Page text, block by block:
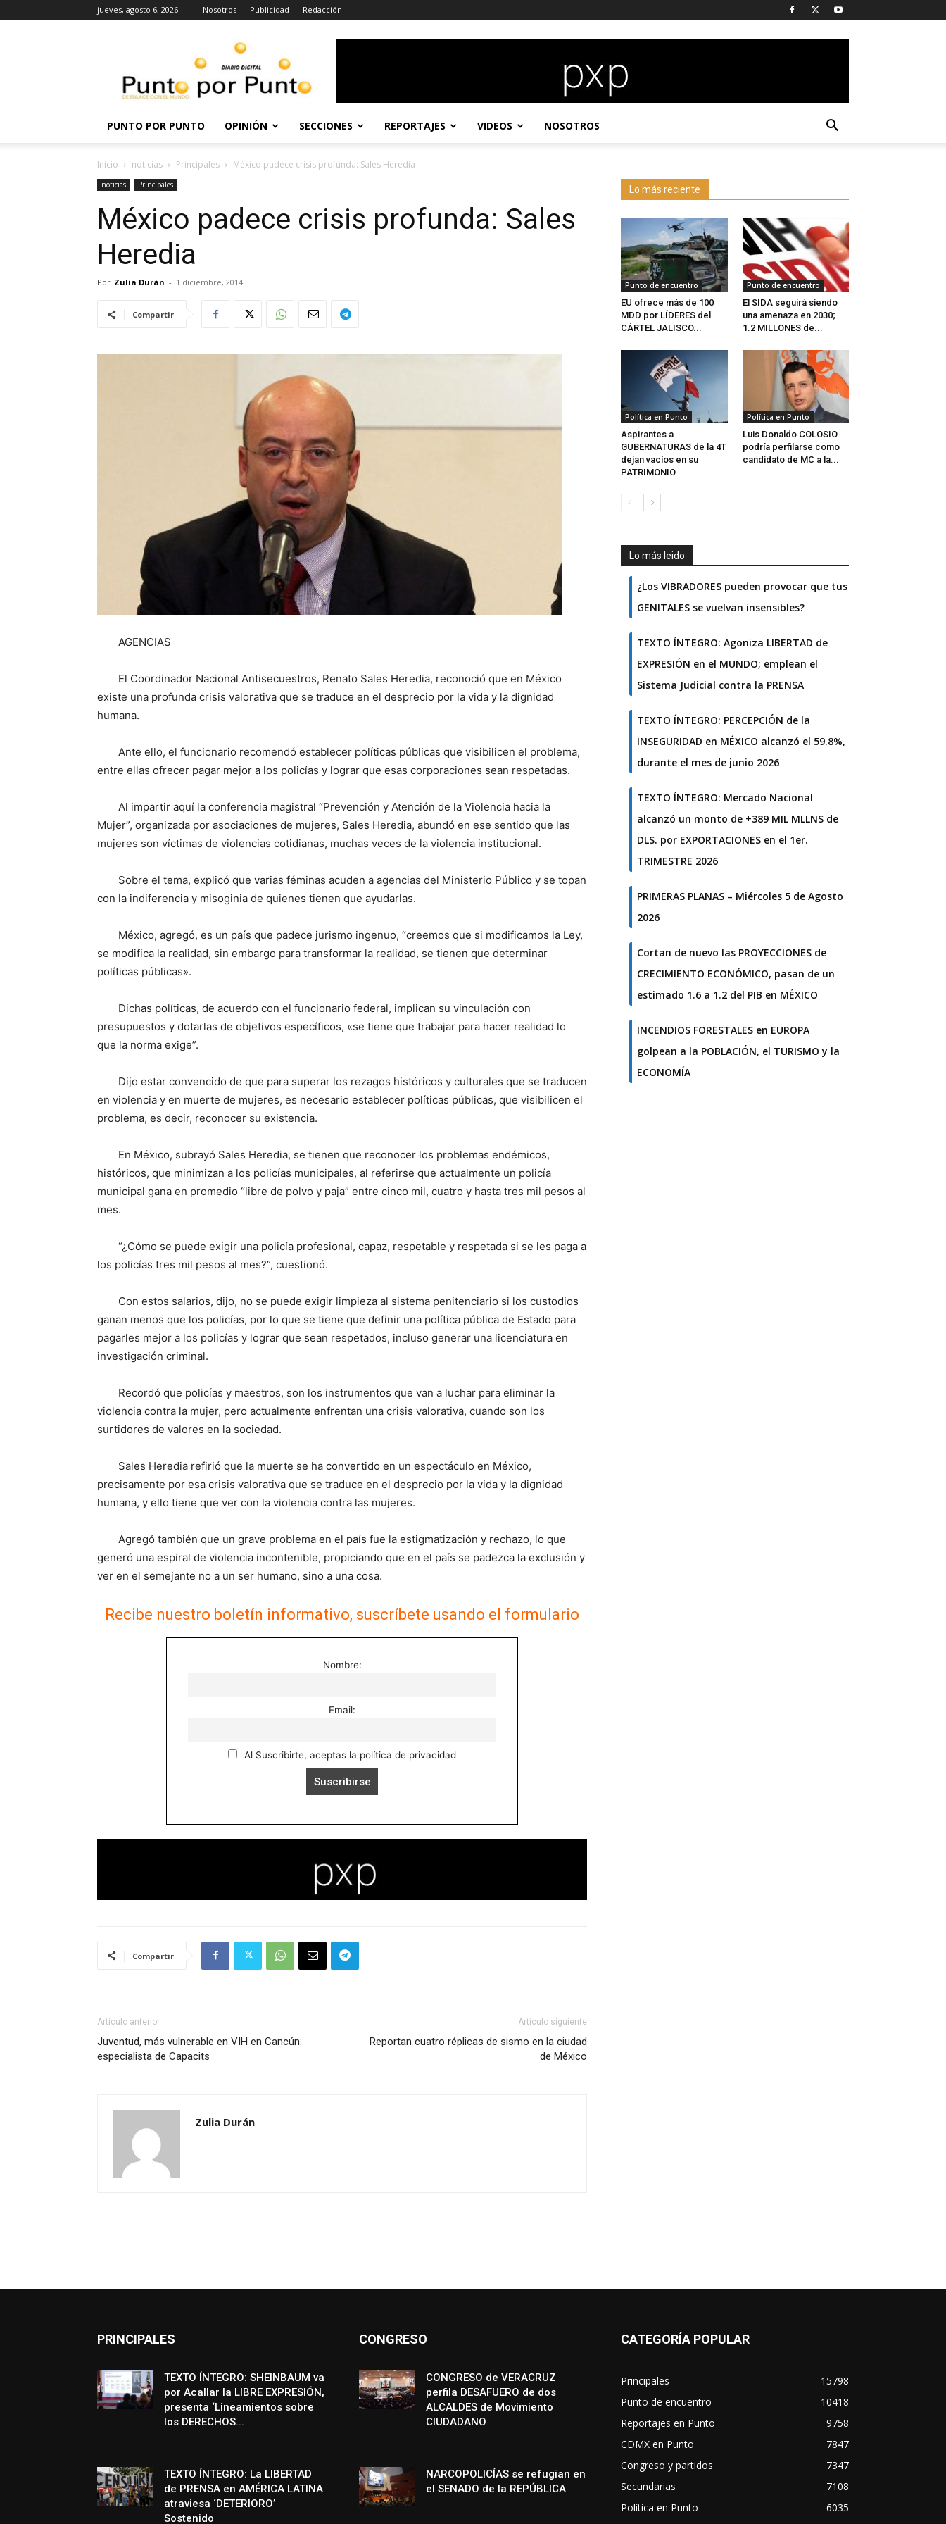
jueves, agosto 6, 2026 Nosotros Publicidad Redacción
Punto
PUNTO POR PUNTO OPINIÓN SECCIONES REPORTAJES VIDEOS NOSOTROS
Inicio noticias Principales México padece crisis profunda: Sales Heredia
noticias Principales
México padece crisis profunda: Sales
Heredia
Por Zulia Durán - 1 diciembre, 2014
Compartir
AGENCIAS
El Coordinador Nacional Antisecuestros, Renato Sales Heredia, reconoció que en México
existe una profunda crisis valorativa que se traduce en el desprecio por la vida y la dignidad
humana.
Ante ello, el funcionario recomendó establecer políticas públicas que visibilicen el problema,
entre ellas ofrecer pagar mejor a los policías y lograr que esas corporaciones sean respetadas.
Al impartir aquí la conferencia magistral “Prevención y Atención de la Violencia hacia la
Mujer”, organizada por asociaciones de mujeres, Sales Heredia, abundó en ese sentido que las
mujeres son víctimas de violencias cotidianas, muchas veces de la violencia institucional.
Sobre el tema, explicó que varias féminas acuden a agencias del Ministerio Público y se topan
con la indiferencia y misoginia de quienes tienen que ayudarlas.
México, agregó, es un país que padece jurismo ingenuo, “creemos que si modificamos la Ley,
se modifica la realidad, sin embargo para transformar la realidad, se tienen que determinar
políticas públicas».
Dichas políticas, de acuerdo con el funcionario federal, implican su vinculación con
presupuestos y dotarlas de objetivos específicos, «se tiene que trabajar para hacer realidad lo
que la norma exige”.
Dijo estar convencido de que para superar los rezagos históricos y culturales que se traducen
en violencia y en muerte de mujeres, es necesario establecer políticas públicas, que visibilicen el
problema, es decir, reconocer su existencia.
En México, subrayó Sales Heredia, se tienen que reconocer los problemas endémicos,
históricos, que minimizan a los policías municipales, al referirse que actualmente un policía
municipal gana en promedio “libre de polvo y paja” entre cinco mil, cuatro y hasta tres mil pesos al
mes.
“¿Cómo se puede exigir una policía profesional, capaz, respetable y respetada si se les paga a
los policías tres mil pesos al mes?”, cuestionó.
Con estos salarios, dijo, no se puede exigir limpieza al sistema penitenciario si los custodios
ganan menos que los policías, por lo que se tiene que definir una política pública de Estado para
pagarles mejor a los policías y lograr que sean respetados, incluso generar una licenciatura en
investigación criminal.
Recordó que policías y maestros, son los instrumentos que van a luchar para eliminar la
violencia contra la mujer, pero actualmente enfrentan una crisis valorativa, cuando son los
surtidores de valores en la sociedad.
Sales Heredia refirió que la muerte se ha convertido en un espectáculo en México,
precisamente por esa crisis valorativa que se traduce en el desprecio por la vida y la dignidad
humana, y ello tiene que ver con la violencia contra las mujeres.
Agregó también que un grave problema en el país fue la estigmatización y rechazo, lo que
generó una espiral de violencia incontenible, propiciando que en el país se padezca la exclusión y
ver en el semejante no a un ser humano, sino a una cosa.
Recibe nuestro boletín informativo, suscríbete usando el formulario
Nombre:
Email:
Al Suscribirte, aceptas la política de privacidad
Compartir
Artículo anterior
Juventud, más vulnerable en VIH en Cancún:
especialista de Capacits
Artículo siguiente
Reportan cuatro réplicas de sismo en la ciudad
de México
Zulia Durán
Lo más reciente
Punto de encuentro
EU ofrece más de 100
MDD por LÍDERES del
CÁRTEL JALISCO...
Punto de encuentro
El SIDA seguirá siendo
una amenaza en 2030;
1.2 MILLONES de...
Política en Punto
Aspirantes a
GUBERNATURAS de la 4T
dejan vacíos en su
PATRIMONIO
Política en Punto
Luis Donaldo COLOSIO
podría perfilarse como
candidato de MC a la...
Lo más leido
¿Los VIBRADORES pueden provocar que tus
GENITALES se vuelvan insensibles?
TEXTO ÍNTEGRO: Agoniza LIBERTAD de
EXPRESIÓN en el MUNDO; emplean el
Sistema Judicial contra la PRENSA
TEXTO ÍNTEGRO: PERCEPCIÓN de la
INSEGURIDAD en MÉXICO alcanzó el 59.8%,
durante el mes de junio 2026
TEXTO ÍNTEGRO: Mercado Nacional
alcanzó un monto de +389 MIL MLLNS de
DLS. por EXPORTACIONES en el 1er.
TRIMESTRE 2026
PRIMERAS PLANAS – Miércoles 5 de Agosto
2026
Cortan de nuevo las PROYECCIONES de
CRECIMIENTO ECONÓMICO, pasan de un
estimado 1.6 a 1.2 del PIB en MÉXICO
INCENDIOS FORESTALES en EUROPA
golpean a la POBLACIÓN, el TURISMO y la
ECONOMÍA
PRINCIPALES
TEXTO ÍNTEGRO: SHEINBAUM va
por Acallar la LIBRE EXPRESIÓN,
presenta ‘Lineamientos sobre
los DERECHOS...
TEXTO ÍNTEGRO: La LIBERTAD
de PRENSA en AMÉRICA LATINA
atraviesa ‘DETERIORO’
Sostenido
CONGRESO
CONGRESO de VERACRUZ
perfila DESAFUERO de dos
ALCALDES de Movimiento
CIUDADANO
NARCOPOLICÍAS se refugian en
el SENADO de la REPÚBLICA
CATEGORÍA POPULAR
Principales
15798
Punto de encuentro
10418
Reportajes en Punto
9758
CDMX en Punto
7847
Congreso y partidos
7347
Secundarias
7108
Política en Punto
6035